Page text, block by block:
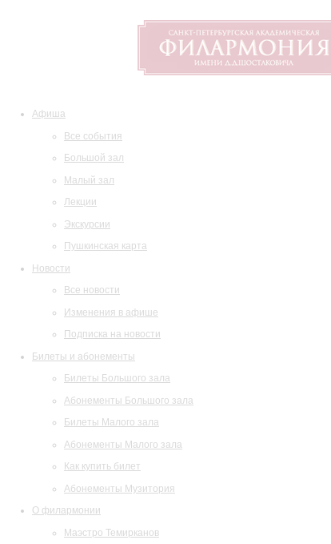
Афиша
Все события
Большой зал
Малый зал
Лекции
Экскурсии
Пушкинская карта
Новости
Все новости
Изменения в афише
Подписка на новости
Билеты и абонементы
Билеты Большого зала
Абонементы Большого зала
Билеты Малого зала
Абонементы Малого зала
Как купить билет
Абонементы Музитория
О филармонии
Маэстро Темирканов